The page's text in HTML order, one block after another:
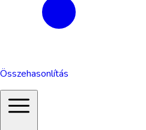
Összehasonlítás